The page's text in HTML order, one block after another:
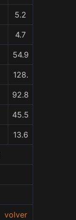
5.2
4.7
54.9
128.
92.8
45.5
13.6
volver